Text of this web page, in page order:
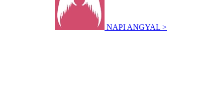
NAPI ANGYAL >